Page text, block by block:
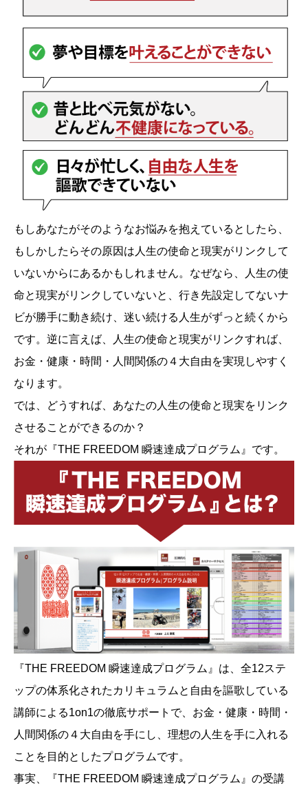
もしあなたがそのようなお悩みを抱えているとしたら、
もしかしたらその原因は人生の使命と現実がリンクして
いないからにあるかもしれません。なぜなら、人生の使
命と現実がリンクしていないと、行き先設定してないナ
ビが勝手に動き続け、迷い続ける人生がずっと続くから
です。逆に言えば、人生の使命と現実がリンクすれば、
お金・健康・時間・人間関係の４大自由を実現しやすく
なります。
では、どうすれば、あなたの人生の使命と現実をリンク
させることができるのか？
それが『THE FREEDOM 瞬速達成プログラム』です。
『THE FREEDOM 瞬速達成プログラム』は、全12ステ
ップの体系化されたカリキュラムと自由を謳歌している
講師による1on1の徹底サポートで、お金・健康・時間・
人間関係の４大自由を手にし、理想の人生を手に入れる
ことを目的としたプログラムです。
事実、『THE FREEDOM 瞬速達成プログラム』の受講